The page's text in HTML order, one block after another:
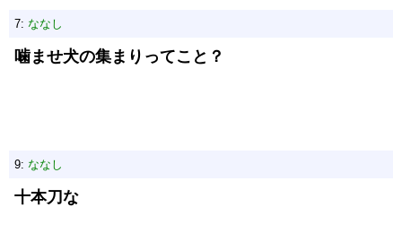
7: ななし
噛ませ犬の集まりってこと？
9: ななし
十本刀な